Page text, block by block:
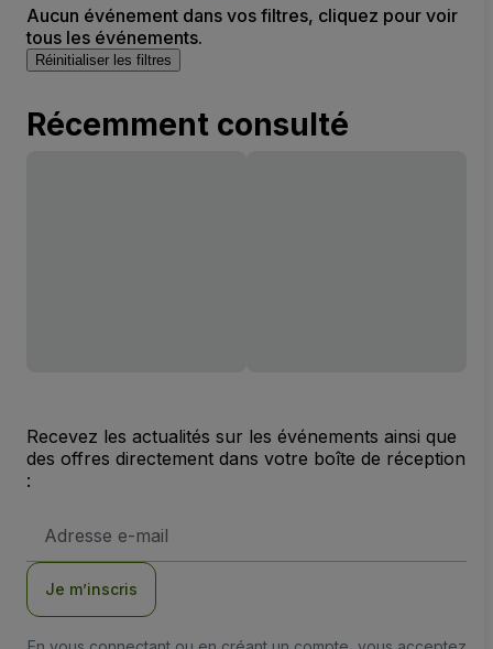
Aucun événement dans vos filtres, cliquez pour voir
tous les événements.
Réinitialiser les filtres
Récemment consulté
Recevez les actualités sur les événements ainsi que
des offres directement dans votre boîte de réception
:
e-
Je m’inscris